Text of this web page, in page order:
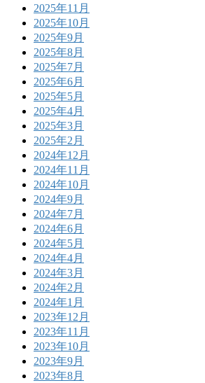
2025年11月
2025年10月
2025年9月
2025年8月
2025年7月
2025年6月
2025年5月
2025年4月
2025年3月
2025年2月
2024年12月
2024年11月
2024年10月
2024年9月
2024年7月
2024年6月
2024年5月
2024年4月
2024年3月
2024年2月
2024年1月
2023年12月
2023年11月
2023年10月
2023年9月
2023年8月